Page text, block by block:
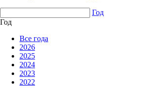
Год
Год
Все года
2026
2025
2024
2023
2022